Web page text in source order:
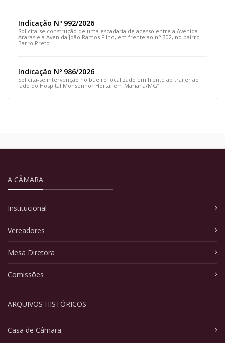
Indicação Nº 992/2026
Solicita-se construção de uma escadaria de acesso entre a Avenida
Araras e a Avenida João Ramos Filho, em frente ao n° 302, no bairro
Barro Preto
Indicação Nº 986/2026
Solicita-se intervenção no bueiro localizado em frente ao trailer ao
lado do Hospital Monsenhor Horta, em Mariana/MG”.
A CÂMARA
Institucional
Vereadores
Mesa Diretora
Comissões
ARQUIVOS HISTÓRICOS
Casa de Câmara